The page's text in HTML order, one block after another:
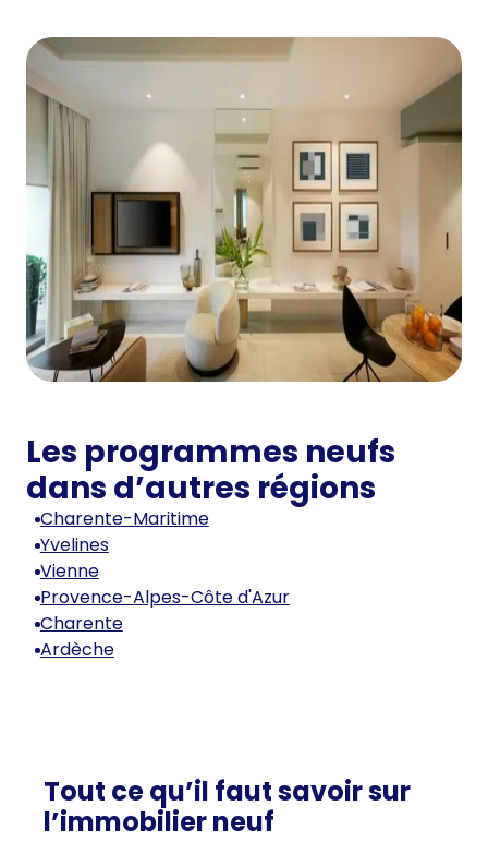
Les programmes neufs
dans d’autres régions
Charente-Maritime
Yvelines
Vienne
Provence-Alpes-Côte d'Azur
Charente
Ardèche
Tout ce qu’il faut savoir sur
l’immobilier neuf